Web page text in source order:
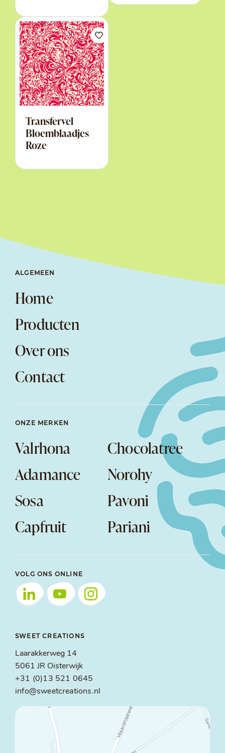
Transfervel
Bloemblaadjes
Roze
ALGEMEEN
Home
Producten
Over ons
Contact
ONZE MERKEN
Valrhona
Chocolatree
Adamance
Norohy
Sosa
Pavoni
Capfruit
Pariani
VOLG ONS ONLINE
SWEET CREATIONS
Laarakkerweg 14
5061 JR Oisterwijk
+31 (0)13 521 0645
info@sweetcreations.nl